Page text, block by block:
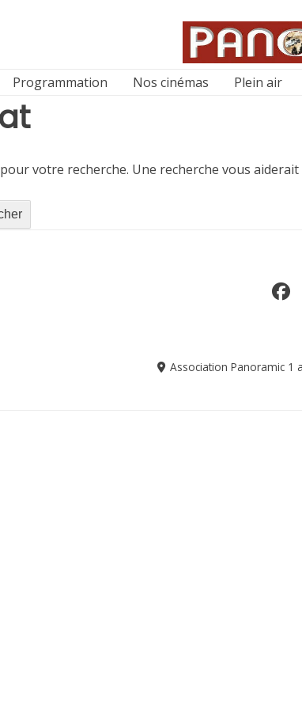
Programmation Nos cinémas Plein air
votre recherche. Une recherche vous
Association Panoramic 1